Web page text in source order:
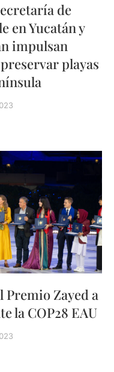
de
en Yucatán y
impulsan
playas
Premio Zayed a
la COP28 EAU